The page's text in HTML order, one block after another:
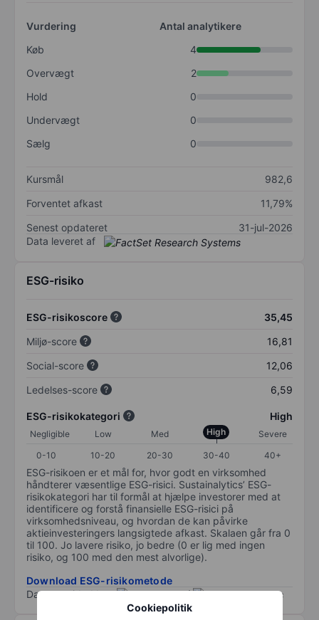
Cookiepolitik
Vurdering
Antal analytikere
Køb
4
Overvægt
2
Hold
0
Undervægt
0
Sælg
0
Kursmål
982,6
Forventet afkast
11,79%
Senest opdateret
31-jul-2026
Data leveret af
ESG-risiko
ESG-risikoscore
35,45
Miljø-score
16,81
Social-score
12,06
Ledelses-score
6,59
ESG-risikokategori High
Negligible Low Med High
Severe
0-10
10-20 20-30 30-40 40+
ESG-risikoen er et mål for, hvor godt en virksomhed
håndterer væsentlige ESG-risici. Sustainalytics’ ESG-
risikokategori har til formål at hjælpe investorer med at
identificere og forstå finansielle ESG-risici på
virksomhedsniveau, og hvordan de kan påvirke
aktieinvesteringers langsigtede afkast. Skalaen går fra 0
til 100. Jo lavere risiko, jo bedre (0 er lig med ingen
risiko, og 100 med den mest alvorlige).
Download ESG-risikometode
Data provided by
/